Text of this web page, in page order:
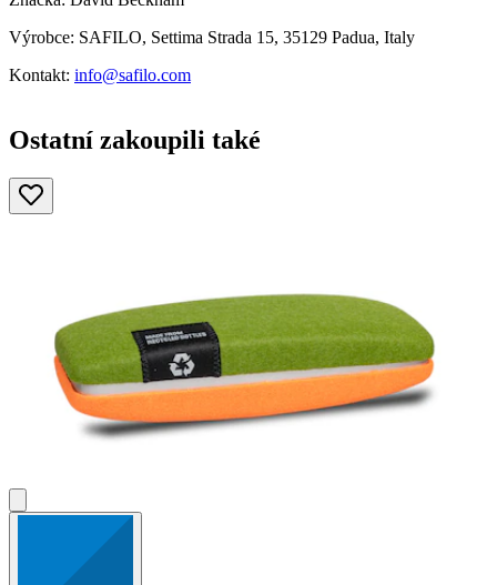
Výrobce: SAFILO, Settima Strada 15, 35129 Padua, Italy
Kontakt: info@safilo.com
Ostatní zakoupili také